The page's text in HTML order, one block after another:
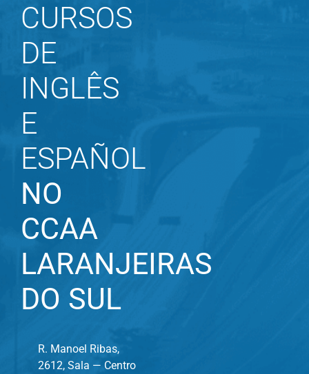
CURSOS
DE
INGLÊS
E
ESPAÑOL
NO
CCAA
LARANJEIRAS
DO SUL
R. Manoel Ribas,
2612, Sala — Centro